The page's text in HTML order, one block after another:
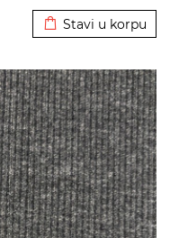
Stavi u korpu